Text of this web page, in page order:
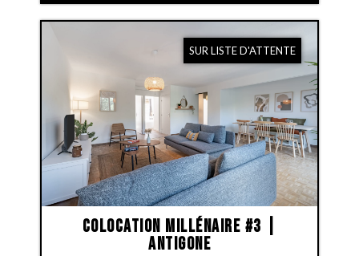
SUR LISTE D'ATTENTE
Colocation Millénaire #3 |
Antigone